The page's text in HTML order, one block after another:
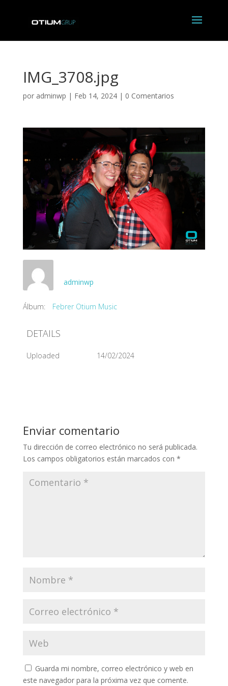
IMG_3708.jpg
por adminwp | Feb 14, 2024| 0 Comentarios
adminwp
Álbum: Febrer Otium Music
DETAILS
Uploaded 14/02/2024
Enviar comentario
Tu dirección de correo electrónico no será publicada.
Los campos obligatorios están marcados con *
Guarda mi nombre, correo electrónico y web en
este navegador para la próxima vez que comente.